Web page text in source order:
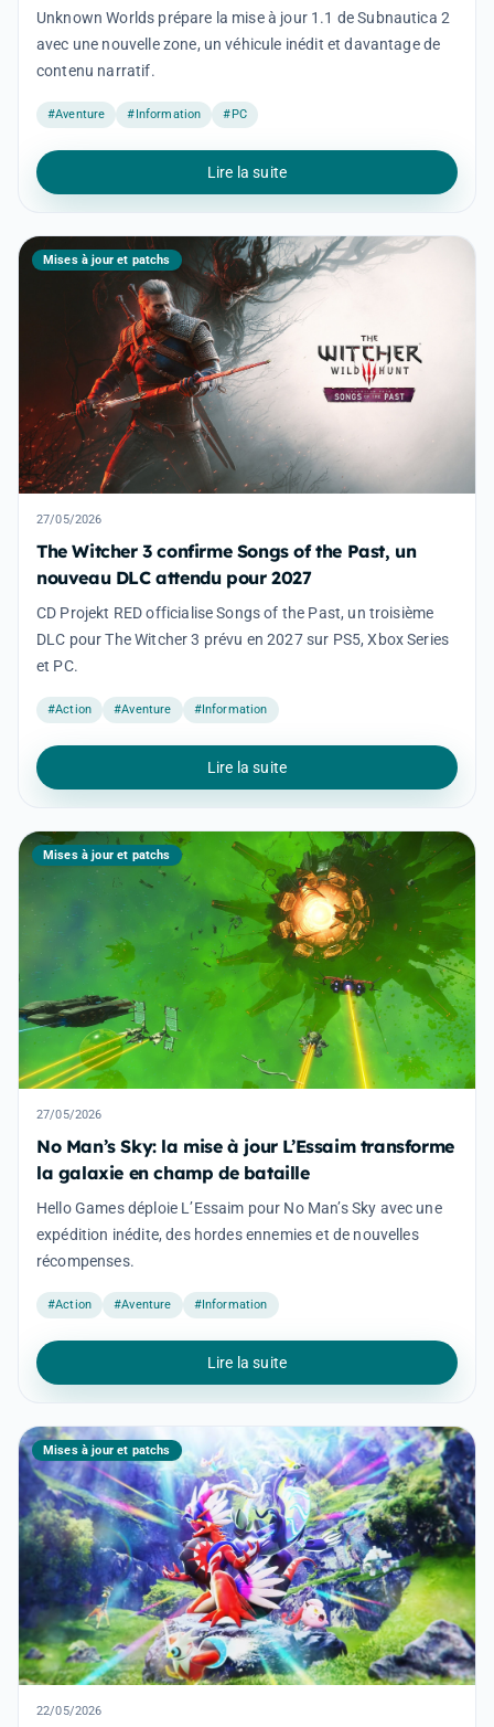
Unknown Worlds prépare la mise à jour 1.1 de Subnautica 2
avec une nouvelle zone, un véhicule inédit et davantage de
contenu narratif.
#Aventure #Information #PC
Lire la suite
Mises à jour et patchs
27/05/2026
The Witcher 3 confirme Songs of the Past, un
nouveau DLC attendu pour 2027
CD Projekt RED officialise Songs of the Past, un troisième
DLC pour The Witcher 3 prévu en 2027 sur PS5, Xbox Series
et PC.
#Action #Aventure #Information
Lire la suite
Mises à jour et patchs
27/05/2026
No Man’s Sky: la mise à jour L’Essaim transforme
la galaxie en champ de bataille
Hello Games déploie L’Essaim pour No Man’s Sky avec une
expédition inédite, des hordes ennemies et de nouvelles
récompenses.
#Action #Aventure #Information
Lire la suite
Mises à jour et patchs
22/05/2026